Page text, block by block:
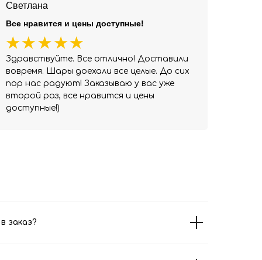
Светлана
Здравствуйте. Все отлично! Доставили
вовремя. Шары доехали все целые. До сих
пор нас радуют! Заказываю у вас уже
второй раз, все нравится и цены
доступные!)
Все нравится и цены доступные!
заказ?